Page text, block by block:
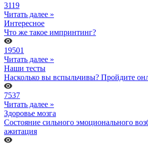
3119
Читать далее »
Интересное
Что же такое импринтинг?
19501
Читать далее »
Наши тесты
Насколько вы вспыльчивы? Пройдите
7537
Читать далее »
Здоровье мозга
Состояние сильного эмоционального
ажитация